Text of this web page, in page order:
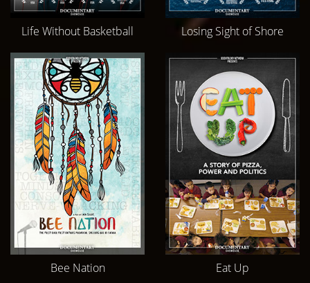
Life Without Basketball Losing Sight of Shore
Bee Nation Eat Up